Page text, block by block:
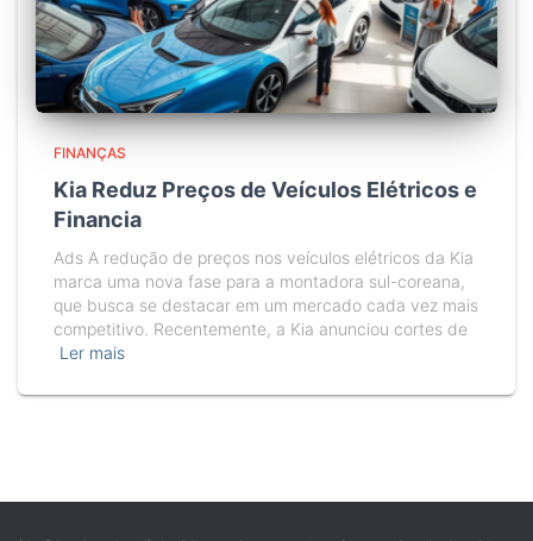
FINANÇAS
Kia Reduz Preços de Veículos Elétricos e
Financia
Ads A redução de preços nos veículos elétricos da Kia
marca uma nova fase para a montadora sul-coreana,
que busca se destacar em um mercado cada vez mais
competitivo. Recentemente, a Kia anunciou cortes de
Ler mais